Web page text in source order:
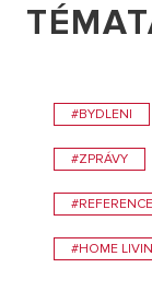
#BYDLENI
#ZPRÁVY
#REFERENCE
#HOME